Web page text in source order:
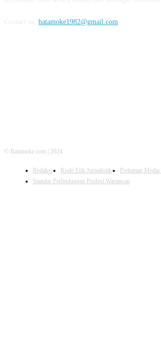
batamoke1982@gmail.com
© Batamoke.com | 2024
Redaksi Kode Etik Jurnalistik
Pedoman
Standar Perlindungan Profesi Wartawan